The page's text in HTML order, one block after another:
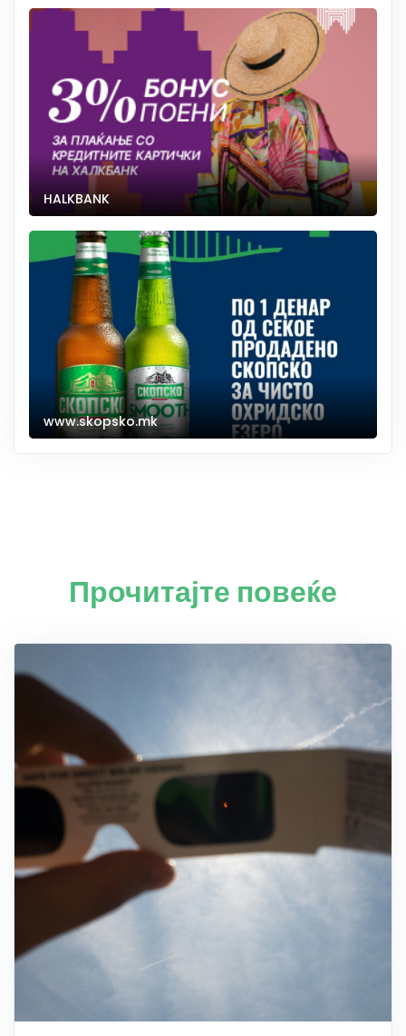
HALKBANK
www.skopsko.mk
Прочитајте повеќе